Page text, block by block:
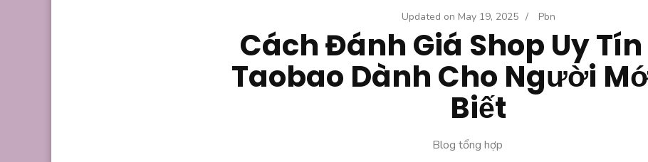
Updated on May 19, 2025 / Pbn
Cách Đánh Giá Shop Uy
Taobao Dành Cho Người
Biết
Blog tổng hợp